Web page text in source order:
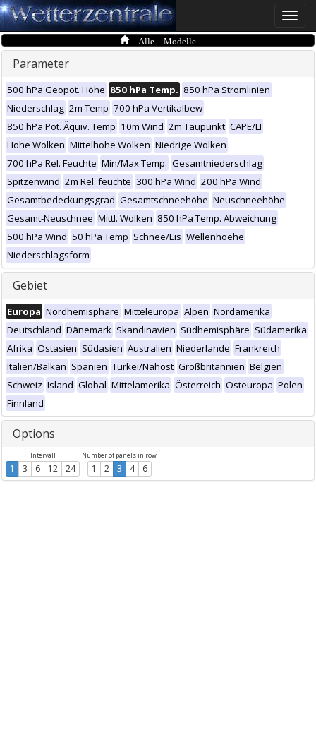
Toggle
Alle Modelle
Parameter
500 hPa Geopot. Höhe 850 hPa Temp. 850 hPa Stromlinien
Niederschlag 2m Temp 700 hPa Vertikalbew
850 hPa Pot. Äquiv. Temp 10m Wind 2m Taupunkt CAPE/LI
Hohe Wolken Mittelhohe Wolken Niedrige Wolken
700 hPa Rel. Feuchte Min/Max Temp. Gesamtniederschlag
Spitzenwind 2m Rel. feuchte 300 hPa Wind 200 hPa Wind
Gesamtbedeckungsgrad Gesamtschneehöhe Neuschneehöhe
Gesamt-Neuschnee Mittl. Wolken 850 hPa Temp. Abweichung
500 hPa Wind 50 hPa Temp Schnee/Eis Wellenhoehe
Niederschlagsform
Gebiet
Europa Nordhemisphäre Mitteleuropa Alpen Nordamerika
Deutschland Dänemark Skandinavien Südhemisphäre Südamerika
Afrika Ostasien Südasien Australien Niederlande Frankreich
Italien/Balkan Spanien Türkei/Nahost Großbritannien Belgien
Schweiz Island Global Mittelamerika Österreich Osteuropa Polen
Finnland
Options
Intervall
1 3 6 12 24
Number of panels in row
1 2 3 4 6